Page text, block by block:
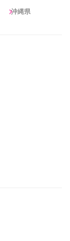
沖縄県